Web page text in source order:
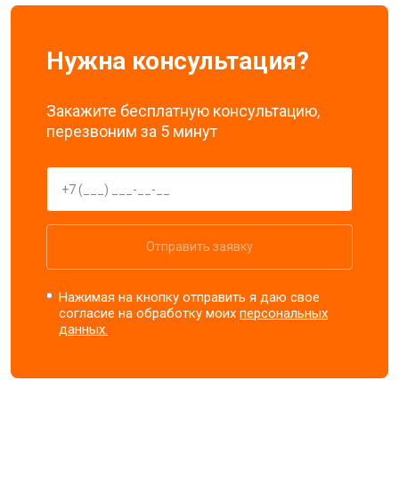
Нужна консультация?
Закажите бесплатную консультацию,
перезвоним за 5 минут
Отправить заявку
Нажимая на кнопку отправить я даю свое
согласие на обработку моихперсональных
данных.